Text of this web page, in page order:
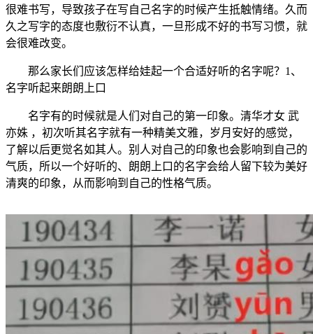
很难书写，导致孩子在写自己名字的时候产生抵触情绪。久而
久之写字的态度也敷衍不认真，一旦形成不好的书写习惯，就
会很难改变。
那么家长们应该怎样给娃起一个合适好听的名字呢？1、
名字听起来朗朗上口
名字有的时候就是人们对自己的第一印象。清华才女 武
亦姝 ，初次听其名字就有一种精美文雅，岁月安好的感觉，
了解以后更觉名如其人。别人对自己的印象也会影响到自己的
气质，所以一个好听的、朗朗上口的名字会给人留下较为美好
清爽的印象，从而影响到自己的性格气质。